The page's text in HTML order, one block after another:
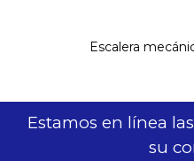
Escalera
Estamos en línea
su